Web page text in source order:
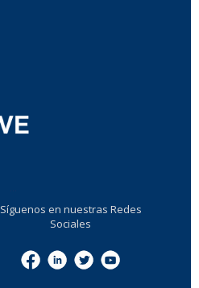
Síguenos en nuestras Redes
Sociales